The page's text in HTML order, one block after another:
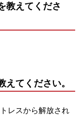
教えてくださ
てください。
レスから解放され